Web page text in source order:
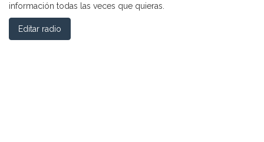
información todas las veces que quieras.
Editar radio